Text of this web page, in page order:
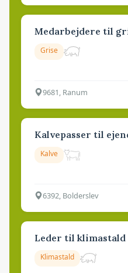
Medarbejdere til
Grise
9681, Ranum
Kalvepasser til
Kalve
6392, Bolderslev
Leder til klimastald
Klimastald